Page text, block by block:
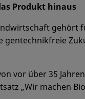
Produkt hinaus
gehört
gentechnikfreie
vor über 35
„Wir machen